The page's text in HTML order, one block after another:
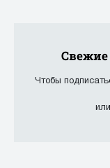
Чтобы
или